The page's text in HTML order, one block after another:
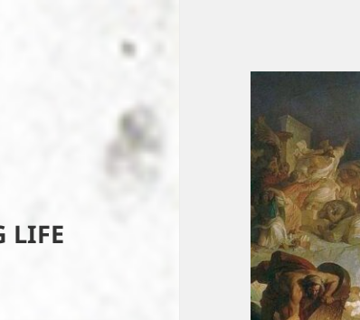
LIFE